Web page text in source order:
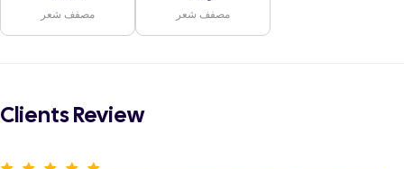
مصفف شعر مصفف شعر
Clients Review